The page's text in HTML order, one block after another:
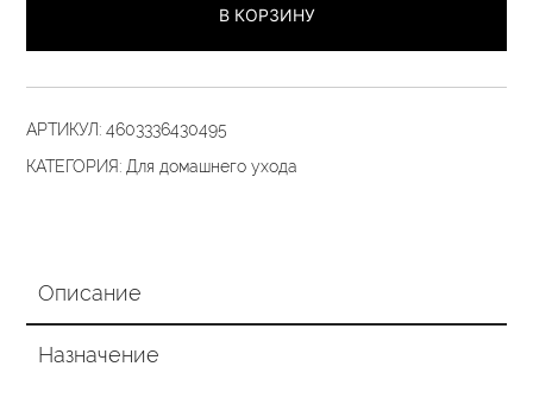
«7
в
ОДНОМ»
В КОРЗИНУ
АРТИКУЛ: 4603336430495
КАТЕГОРИЯ: Для домашнего ухода
Описание
Назначение